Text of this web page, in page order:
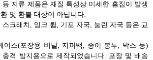
지류 제품은 재질 특성상 미세한 흠집이 발생
및 환불 대상이 아닙니다.
크래치, 잉크 튐, 기포 자국, 눌린 자국 등은 교
이스(포장용 비닐, 지퍼백, 종이 봉투, 박스 등)
격 방지용으로 제작되었습니다. 포장 및 배송